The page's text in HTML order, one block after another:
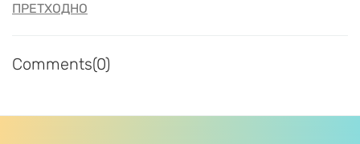
ПРЕТХОДНО
Comments(0)